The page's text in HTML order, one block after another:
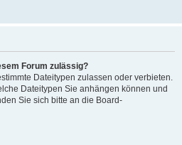
Forum zulässig?
Dateitypen zulassen oder verbieten.
Dateitypen Sie anhängen können und
Sie sich bitte an die Board-